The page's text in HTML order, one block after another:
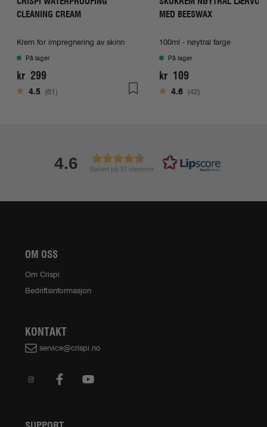
CLEANING CREAM
Krem for impregnering av skinn
På lager
kr 299
Karakter:
4.5(61)
MED BEESWAX
100ml - nøytral farge
På lager
kr 109
Karakter:
4.6 (42)
4.6 Basert på 37 stemmer
OM OSS
Om Crispi
Bedriftsinformasjon
KONTAKT
service@crispi.no